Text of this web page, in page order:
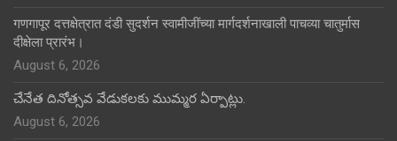
गणगापूर दत्तक्षेत्रात दंडी सुदर्शन स्वामीजींच्या मार्गदर्शनाखाली पाचव्या चातुर्मास
दीक्षेला प्रारंभ।
August 6, 2026
చేనేత దినోత్సవ వేడుకలకు ముమ్మర ఏర్పాట్లు.
August 6, 2026